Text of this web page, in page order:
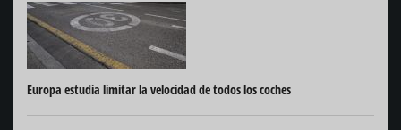
Europa estudia limitar la velocidad de todos los coches